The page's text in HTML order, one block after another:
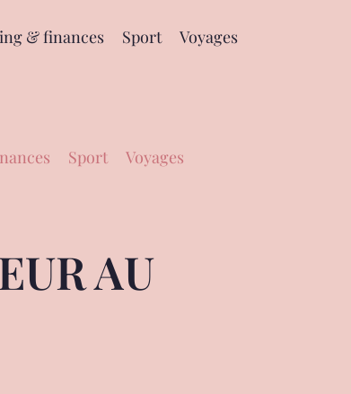
& finances Sport Voyages
Sport Voyages
AU